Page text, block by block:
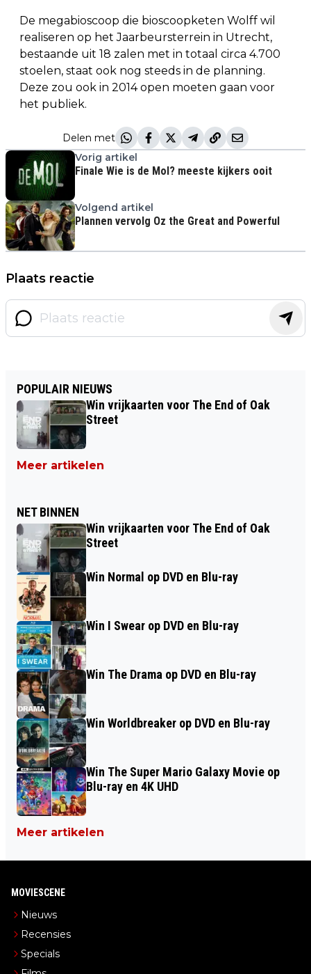
De megabioscoop die bioscoopketen Wolff wil
realiseren op het Jaarbeursterrein in Utrecht,
bestaande uit 18 zalen met in totaal circa 4.700
stoelen, staat ook nog steeds in de planning.
Deze zou ook in 2014 open moeten gaan voor
het publiek.
Delen met
Vorig artikel
Finale Wie is de Mol? meeste kijkers ooit
Volgend artikel
Plannen vervolg Oz the Great and Powerful
Plaats reactie
POPULAIR NIEUWS
Win vrijkaarten voor The End of Oak
Street
Meer artikelen
NET BINNEN
Win vrijkaarten voor The End of Oak
Street
Win Normal op DVD en Blu-ray
Win I Swear op DVD en Blu-ray
Win The Drama op DVD en Blu-ray
Win Worldbreaker op DVD en Blu-ray
Win The Super Mario Galaxy Movie op
Blu-ray en 4K UHD
Meer artikelen
MOVIESCENE
Nieuws
Recensies
Specials